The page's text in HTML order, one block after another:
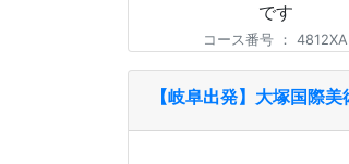
です
コース番号 ： 4812XA
【岐阜出発】大塚国際